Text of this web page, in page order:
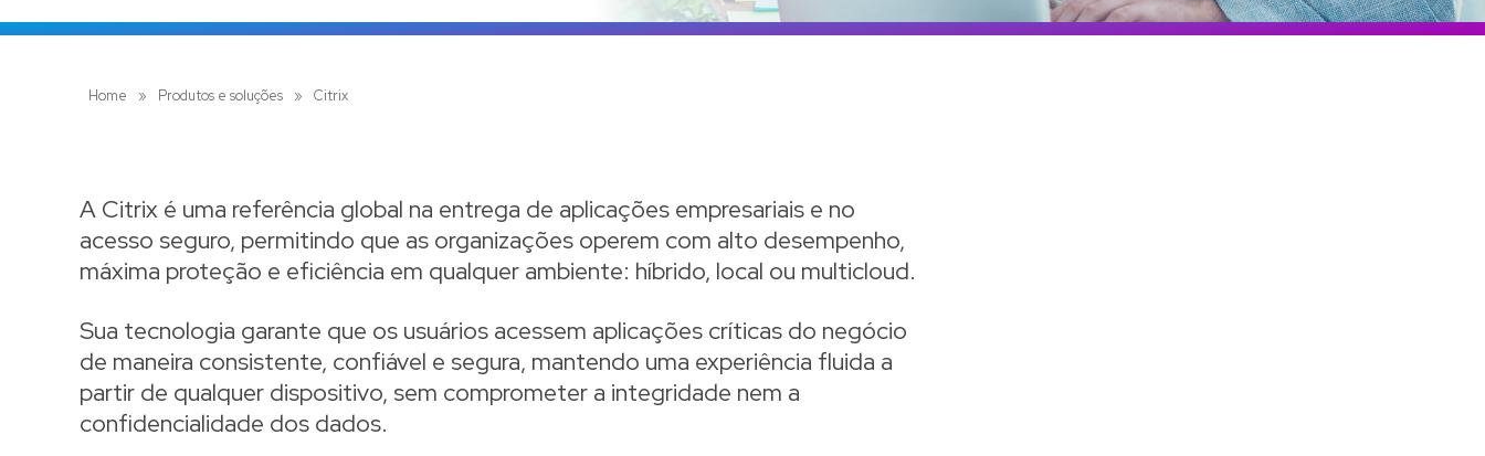
Colombia
Home » Produtos e soluções » Citrix
A Citrix é uma referência global na entrega de aplicações empresariais e no
acesso seguro, permitindo que as organizações operem com alto desempenho,
máxima proteção e eficiência em qualquer ambiente: híbrido, local ou multicloud.
Sua tecnologia garante que os usuários acessem aplicações críticas do negócio
de maneira consistente, confiável e segura, mantendo uma experiência fluida a
partir de qualquer dispositivo, sem comprometer a integridade nem a
confidencialidade dos dados.